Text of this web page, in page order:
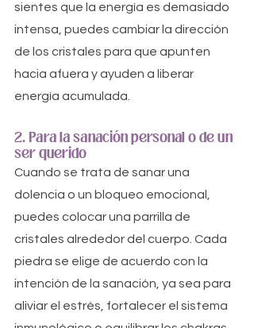
sientes que la energía es demasiado
intensa, puedes cambiar la dirección
de los cristales para que apunten
hacia afuera y ayuden a liberar
energía acumulada.
2. Para la sanación personal o de un
ser querido
Cuando se trata de sanar una
dolencia o un bloqueo emocional,
puedes colocar una parrilla de
cristales alrededor del cuerpo. Cada
piedra se elige de acuerdo con la
intención de la sanación, ya sea para
aliviar el estrés, fortalecer el sistema